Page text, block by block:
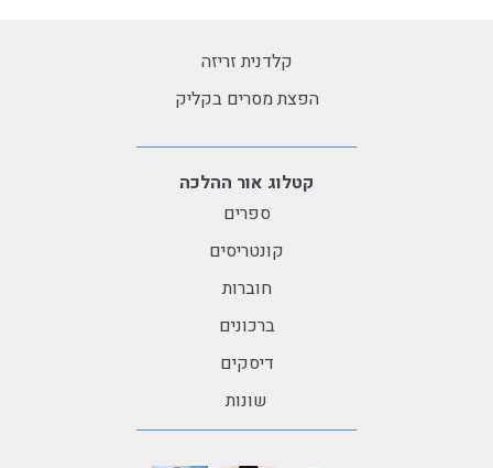
קלדנית זריזה
הפצת מסרים בקליק
קטלוג אור ההלכה
ספרים
קונטריסים
חוברות
ברכונים
דיסקים
שונות